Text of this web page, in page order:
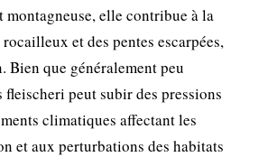
montagneuse, elle contribue à la
et des pentes escarpées,
que généralement peu
fleischeri peut subir des pressions
climatiques affectant les
et aux perturbations des habitats